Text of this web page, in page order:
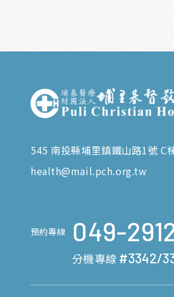
545 南投縣埔里鎮鐵山路1號 C
health@mail.pch.org.tw
預約專線 049-
分機專線 #3342/